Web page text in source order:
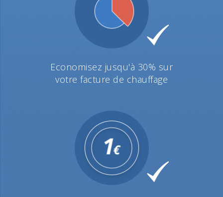
Economisez jusqu'à 30% sur
votre facture de chauffage